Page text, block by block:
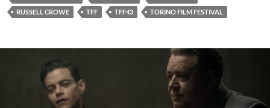
RUSSELL CROWE
TFF TFF43 TORINO FILM FESTIVAL